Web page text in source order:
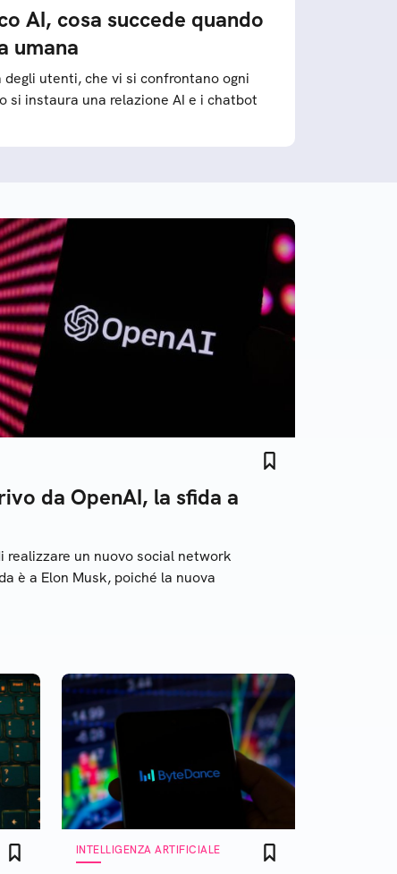
AI, cosa succede quando
umana
degli utenti, che vi si confrontano ogni
si instaura una relazione AI e i chatbot
da OpenAI, la sfida a
realizzare un nuovo social network
è a Elon Musk, poiché la nuova
INTELLIGENZA ARTIFICIALE